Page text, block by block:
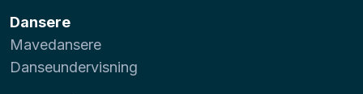
Dansere
Mavedansere
Danseundervisning